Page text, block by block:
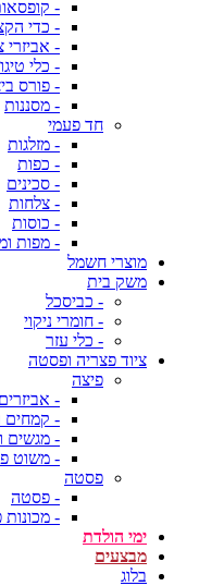
-
- כדי
- אביזרי
- כלי
- פורס
- מסננות
חד פעמי
- מזלגות
- כפות
- סכינים
- צלחות
- כוסות
- מפות
מוצרי חשמל
משק בית
- כביסכל
- חומרי ניקוי
- כלי עזר
ציוד פצריה ופסטה
פיצה
-
- קמחים
- מגשים
- משוט
פסטה
- פסטה
-
ימי הולדת
מבצעים
בלוג